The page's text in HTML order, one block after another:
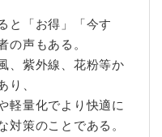
と「お得」「今す
の声もある。
、紫外線、花粉等か
り、
軽量化でより快適に
対策のことである。